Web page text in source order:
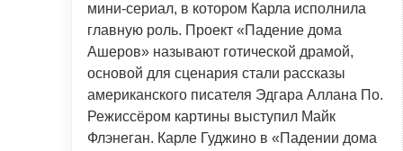
мини-сериал, в котором Карла исполнила
главную роль. Проект «Падение дома
Ашеров» называют готической драмой,
основой для сценария стали рассказы
американского писателя Эдгара Аллана По.
Режиссёром картины выступил Майк
Флэнеган. Карле Гуджино в «Падении дома